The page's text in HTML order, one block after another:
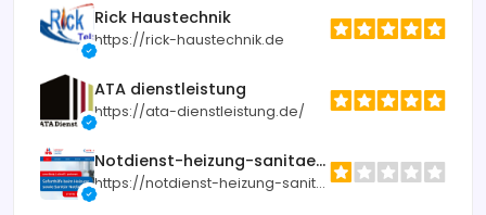
Rick Haustechnik
https://rick-haustechnik.de
ATA dienstleistung
https://ata-dienstleistung.de/
Notdienst-heizung-sanitaer.de
https://notdienst-heizung-sanitaer.de